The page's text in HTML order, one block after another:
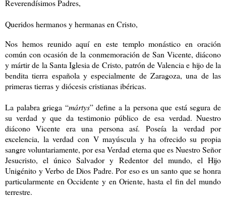
Reverendísimos Padres,
Queridos hermanos y hermanas en Cristo,
Nos hemos reunido aquí en este templo monástico en oración
común con ocasión de la conmemoración de San Vicente, diácono
y mártir de la Santa Iglesia de Cristo, patrón de Valencia e hijo de la
bendita tierra española y especialmente de Zaragoza, una de las
primeras tierras y diócesis cristianas ibéricas.
La palabra griega “mártys” define a la persona que está segura de
su verdad y que da testimonio público de esa verdad. Nuestro
diácono Vicente era una persona así. Poseía la verdad por
excelencia, la verdad con V mayúscula y ha ofrecido su propia
sangre voluntariamente, por esa Verdad eterna que es Nuestro Señor
Jesucristo, el único Salvador y Redentor del mundo, el Hijo
Unigénito y Verbo de Dios Padre. Por eso es un santo que se honra
particularmente en Occidente y en Oriente, hasta el fin del mundo
terrestre.